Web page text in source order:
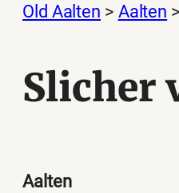
Old Aalten > Aalten >
Slicher
Aalten